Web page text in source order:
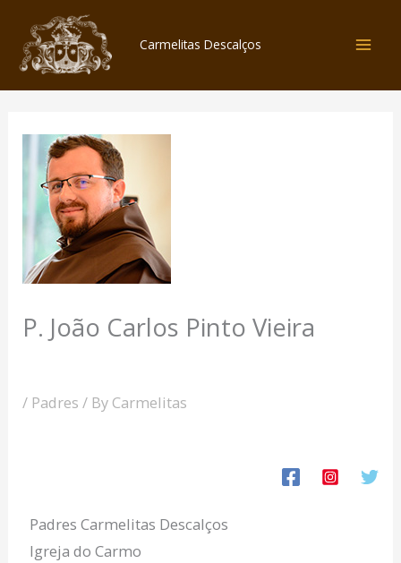
content
Carmelitas Descalços
P. João Carlos Pinto Vieira
/ Padres / By Carmelitas
Padres Carmelitas Descalços
Igreja do Carmo